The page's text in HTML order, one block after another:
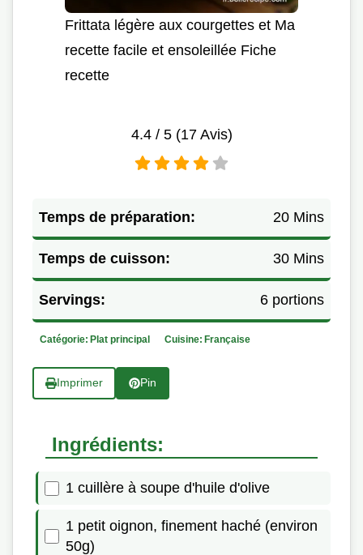
Frittata légère aux courgettes et Ma
recette facile et ensoleillée Fiche
recette
4.4/ 5 (17Avis)
Temps de préparation: 20 Mins
Temps de cuisson: 30 Mins
Servings: 6 portions
Catégorie: Plat principal Cuisine: Française
Imprimer Pin
Ingrédients:
1 cuillère à soupe d'huile d'olive
1 petit oignon, finement haché (environ
50g)